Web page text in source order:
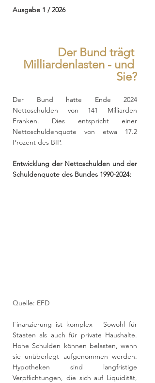
Ausgabe 1 / 2026
Der Bund trägt
Milliardenlasten - und
Sie?
Der Bund hatte Ende 2024
Nettoschulden von 141 Milliarden
Franken. Dies entspricht einer
Nettoschuldenquote von etwa 17.2
Prozent des BIP.
Entwicklung der Nettoschulden und der
Schuldenquote des Bundes 1990-2024:
Quelle: EFD
Finanzierung ist komplex – Sowohl für
Staaten als auch für private Haushalte.
Hohe Schulden können belasten, wenn
sie unüberlegt aufgenommen werden.
Hypotheken sind langfristige
Verpflichtungen, die sich auf Liquidität,